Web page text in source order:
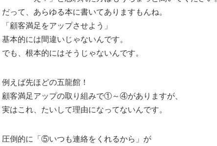
だって、あらゆる本に書いてありますもんね。
「顧客満足をアップさせよう」
基本的には間違いじゃないんです。
でも、根本的にはそうじゃないんです。
例えば先ほどの五龍館！
顧客満足アップの取り組みで①～④がありますが、
実はこれ、たいして理由になってないんです。
圧倒的に「⑤いつも連絡をくれるから」が